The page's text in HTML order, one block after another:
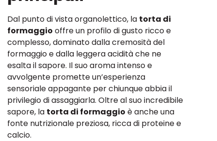
Dal punto di vista organolettico, la torta di
formaggio offre un profilo di gusto ricco e
complesso, dominato dalla cremosità del
formaggio e dalla leggera acidità che ne
esalta il sapore. Il suo aroma intenso e
avvolgente promette un’esperienza
sensoriale appagante per chiunque abbia il
privilegio di assaggiarla. Oltre al suo incredibile
sapore, la torta di formaggio è anche una
fonte nutrizionale preziosa, ricca di proteine e
calcio.